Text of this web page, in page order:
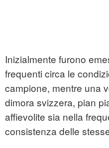
Inizialmente furono
frequenti circa le
campione, mentre una
dimora svizzera, pian
affievolite sia nella
consistenza delle